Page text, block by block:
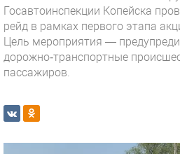
Госавтоинспекции Копейска
рейд в рамках первого этапа
Цель мероприятия —
дорожно‑транспортные
пассажиров.